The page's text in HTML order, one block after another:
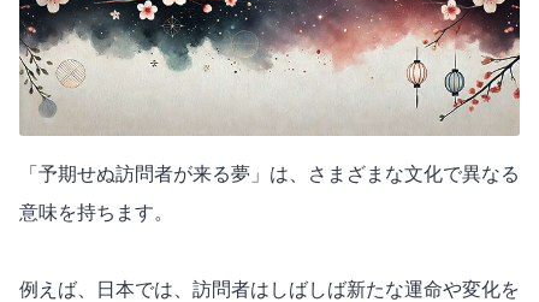
「予期せぬ訪問者が来る夢」は、さまざまな文化で異なる
意味を持ちます。
例えば、日本では、訪問者はしばしば新たな運命や変化を